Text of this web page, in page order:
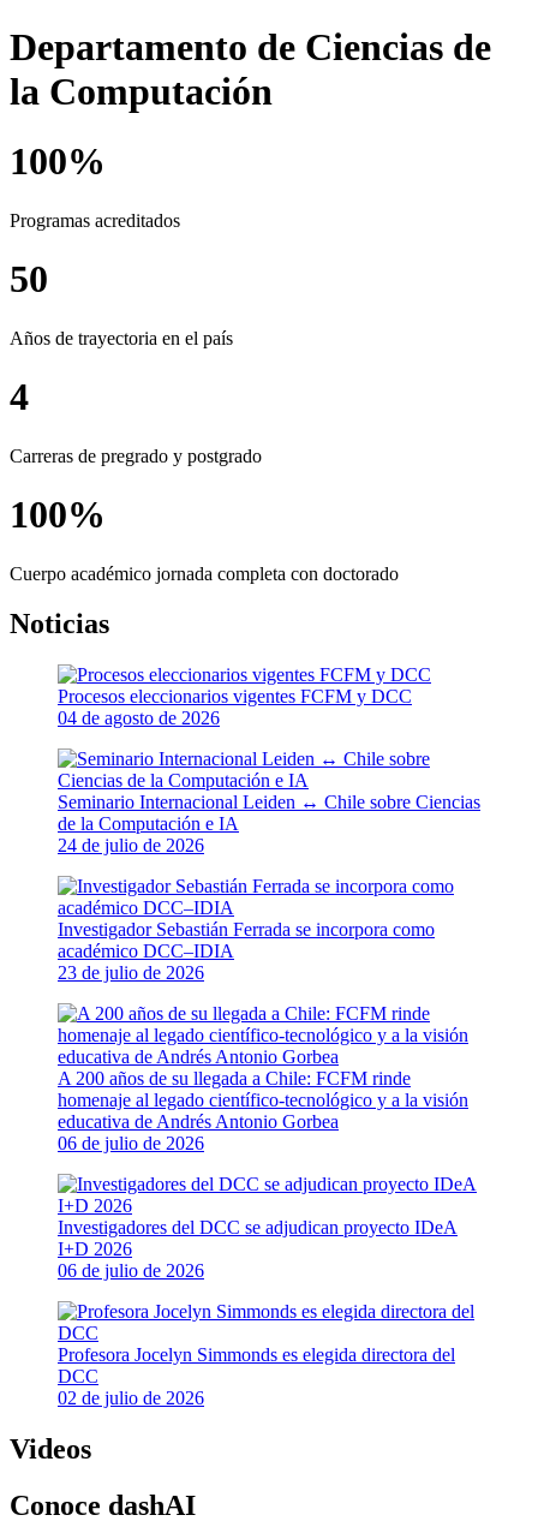
Departamento de Ciencias de
la Computación
100%
Programas acreditados
50
Años de trayectoria en el país
4
Carreras de pregrado y postgrado
100%
Cuerpo académico jornada completa con doctorado
Noticias
Procesos eleccionarios vigentes FCFM y DCC
04 de agosto de 2026
Seminario Internacional Leiden ↔ Chile sobre Ciencias
de la Computación e IA
24 de julio de 2026
Investigador Sebastián Ferrada se incorpora como
académico DCC–IDIA
23 de julio de 2026
A 200 años de su llegada a Chile: FCFM rinde
homenaje al legado científico-tecnológico y a la visión
educativa de Andrés Antonio Gorbea
06 de julio de 2026
Investigadores del DCC se adjudican proyecto IDeA
I+D 2026
06 de julio de 2026
Profesora Jocelyn Simmonds es elegida directora del
DCC
02 de julio de 2026
Videos
Conoce dashAI